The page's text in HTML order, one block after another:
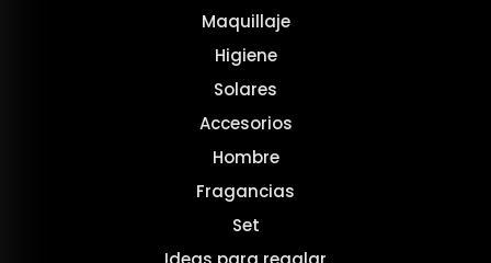
Maquillaje
Higiene
Solares
Accesorios
Hombre
Fragancias
Set